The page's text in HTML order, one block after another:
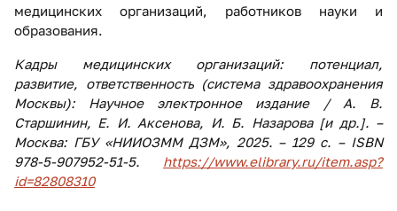
медицинских организаций, работников науки и
образования.
Кадры медицинских организаций: потенциал,
развитие, ответственность (система здравоохранения
Москвы): Научное электронное издание / А. В.
Старшинин, Е. И. Аксенова, И. Б. Назарова [и др.]. –
Москва: ГБУ «НИИОЗММ ДЗМ», 2025. – 129 с. – ISBN
978-5-907952-51-5. https://www.elibrary.ru/item.asp?
id=82808310